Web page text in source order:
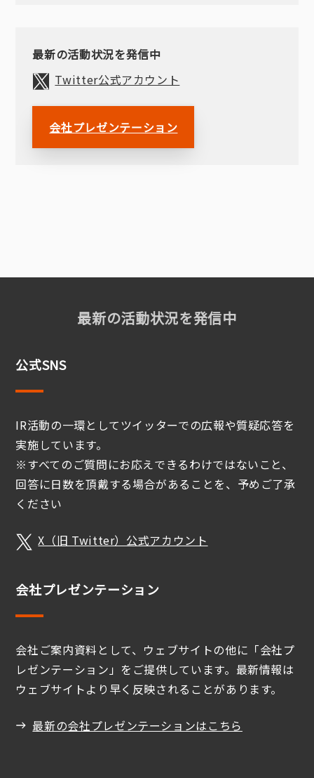
最新の活動状況を発信中
Twitter公式アカウント
会社プレゼンテーション
最新の活動状況を発信中
公式SNS
IR活動の一環としてツイッターでの広報や質疑応答を
実施しています。
※すべてのご質問にお応えできるわけではないこと、
回答に日数を頂戴する場合があることを、予めご了承
ください
X（旧 Twitter）公式アカウント
会社プレゼンテーション
会社ご案内資料として、ウェブサイトの他に「会社プ
レゼンテーション」をご提供しています。最新情報は
ウェブサイトより早く反映されることがあります。
最新の会社プレゼンテーションはこちら